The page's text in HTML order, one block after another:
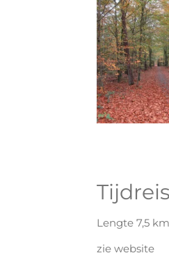
Lengte 7,5 km
zie website